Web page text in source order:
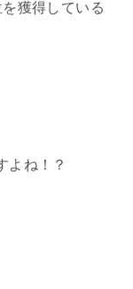
獲得している
よね！？